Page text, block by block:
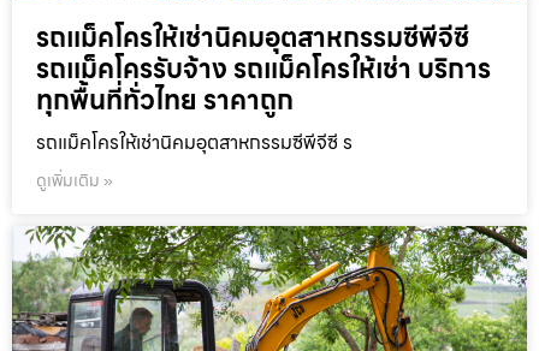
รถแม็คโครให้เช่านิคมอุตสาหกรรมซีพีจีซี
รถแม็คโครรับจ้าง รถแม็คโครให้เช่า บริการ
ทุกพื้นที่ทั่วไทย ราคาถูก
รถแม็คโครให้เช่านิคมอุตสาหกรรมซีพีจีซี ร
ดูเพิ่มเติม »